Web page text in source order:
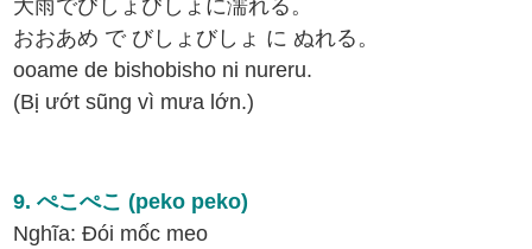
大雨でびしょびしょに濡れる。
おおあめ で びしょびしょ に ぬれる。
ooame de bishobisho ni nureru.
(Bị ướt sũng vì mưa lớn.)
9. ぺこぺこ (peko peko)
Nghĩa: Đói mốc meo